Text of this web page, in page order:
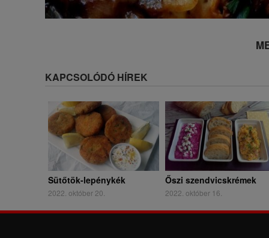
KAPCSOLÓDÓ HÍREK
Sütőtök-lepénykék
2022. október 20.
Őszi szendvicskrémek
2022. október 16.